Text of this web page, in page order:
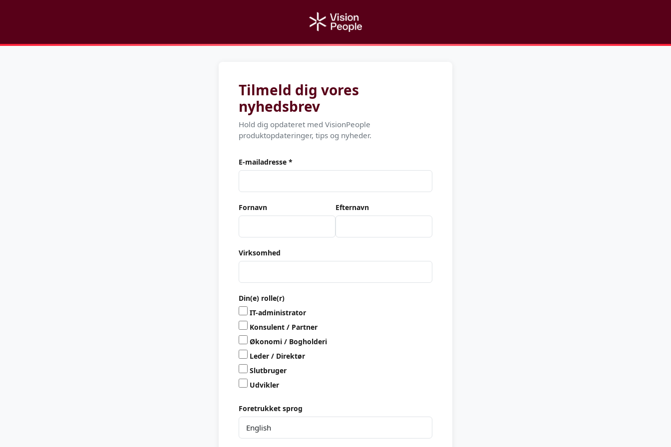
Tilmeld dig vores
nyhedsbrev
Hold dig opdateret med VisionPeople
produktopdateringer, tips og nyheder.
E-mailadresse *
Fornavn Efternavn
Virksomhed
Din(e) rolle(r)
IT-administrator
Konsulent / Partner
Økonomi / Bogholderi
Leder / Direktør
Slutbruger
Udvikler
Foretrukket sprog